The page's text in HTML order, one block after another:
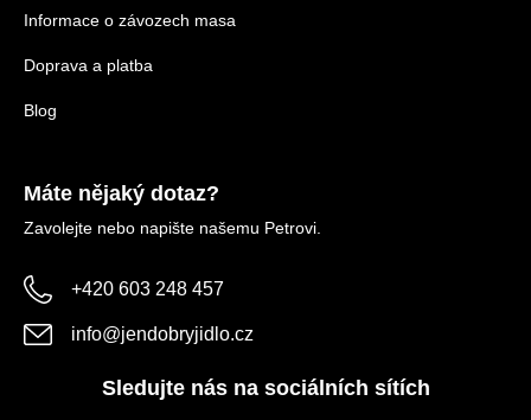
Informace o závozech masa
Doprava a platba
Blog
Máte nějaký dotaz?
Zavolejte nebo napište našemu Petrovi.
+420 603 248 457
info@jendobryjidlo.cz
Sledujte nás na sociálních sítích